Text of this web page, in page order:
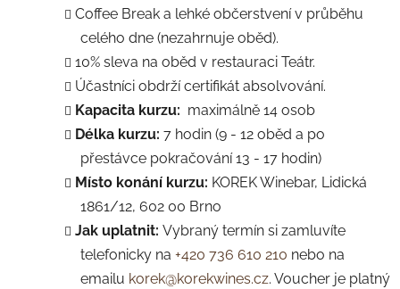
Coffee Break a lehké občerstvení v průběhu
celého dne (nezahrnuje oběd).
10% sleva na oběd v restauraci Teátr.
Účastníci obdrží certifikát absolvování.
Kapacita kurzu: maximálně 14 osob
Délka kurzu: 7 hodin (9 - 12 oběd a po
přestávce pokračování 13 - 17 hodin)
Místo konání kurzu: KOREK Winebar, Lidická
1861/12, 602 00 Brno
Jak uplatnit: Vybraný termín si zamluvíte
telefonicky na +420 736 610 210 nebo na
emailu korek@korekwines.cz. Voucher je platný